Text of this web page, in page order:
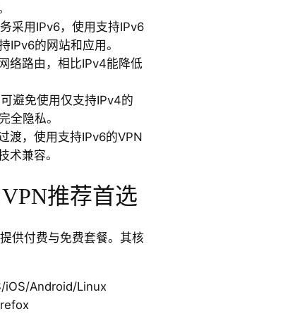
采用IPv6，使用支持IPv6
IPv6的网站和应用。
络路由，相比IPv4能降低
避免使用仅支持IPv4的
全隐私。
渡，使用支持IPv6的VPN
术兼容。
推荐首选
供付费与免费套餐。其核
iOS/Android/Linux